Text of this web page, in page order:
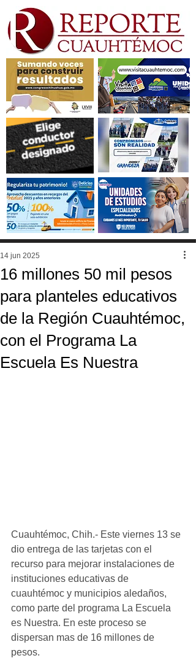
16 millones 50 mil pesos
para planteles educativos
de la Región Cuauhtémoc,
con el Programa La
Escuela Es Nuestra
14 jun 2025
Cuauhtémoc, Chih.- Este viernes 13 se
dio entrega de las tarjetas con el
recurso para mejorar instalaciones de
instituciones educativas de
cuauhtémoc y municipios aledaños,
como parte del programa La Escuela
es Nuestra. En este proceso se
dispersan mas de 16 millones de
pesos.